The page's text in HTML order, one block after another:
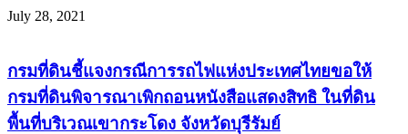
July 28, 2021
กรมที่ดินชี้แจงกรณีการรถไฟแห่งประเทศไทยขอให้
กรมที่ดินพิจารณาเพิกถอนหนังสือแสดงสิทธิ ในที่ดิน
พื้นที่บริเวณเขากระโดง จังหวัดบุรีรัมย์